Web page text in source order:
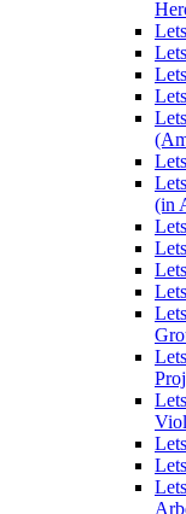
(in